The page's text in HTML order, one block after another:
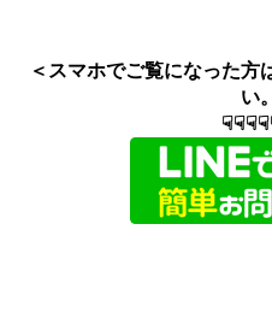
＜スマホでご覧になった方
い